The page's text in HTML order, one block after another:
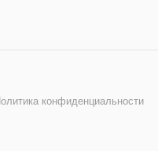
конфиденциальности